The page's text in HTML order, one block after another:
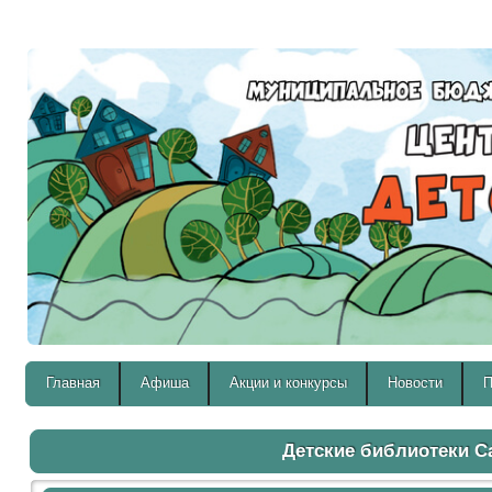
Главная Афиша Акции и конкурсы Новости
Детские библиотеки